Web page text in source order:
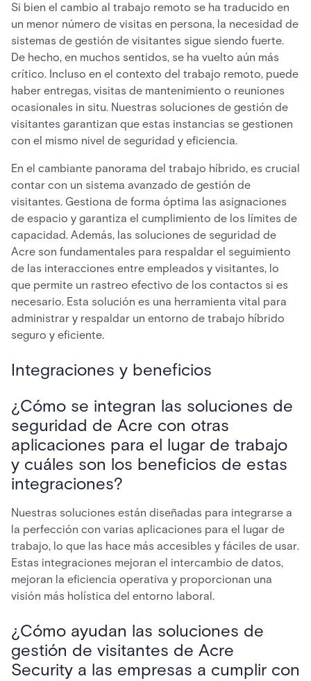
Si bien el cambio al trabajo remoto se ha traducido en
un menor número de visitas en persona, la necesidad de
sistemas de gestión de visitantes sigue siendo fuerte.
De hecho, en muchos sentidos, se ha vuelto aún más
crítico. Incluso en el contexto del trabajo remoto, puede
haber entregas, visitas de mantenimiento o reuniones
ocasionales in situ. Nuestras soluciones de gestión de
visitantes garantizan que estas instancias se gestionen
con el mismo nivel de seguridad y eficiencia.
En el cambiante panorama del trabajo híbrido, es crucial
contar con un sistema avanzado de gestión de
visitantes. Gestiona de forma óptima las asignaciones
de espacio y garantiza el cumplimiento de los límites de
capacidad. Además, las soluciones de seguridad de
Acre son fundamentales para respaldar el seguimiento
de las interacciones entre empleados y visitantes, lo
que permite un rastreo efectivo de los contactos si es
necesario. Esta solución es una herramienta vital para
administrar y respaldar un entorno de trabajo híbrido
seguro y eficiente.
Integraciones y beneficios
¿Cómo se integran las soluciones de
seguridad de Acre con otras
aplicaciones para el lugar de trabajo
y cuáles son los beneficios de estas
integraciones?
Nuestras soluciones están diseñadas para integrarse a
la perfección con varias aplicaciones para el lugar de
trabajo, lo que las hace más accesibles y fáciles de usar.
Estas integraciones mejoran el intercambio de datos,
mejoran la eficiencia operativa y proporcionan una
visión más holística del entorno laboral.
¿Cómo ayudan las soluciones de
gestión de visitantes de Acre
Security a las empresas a cumplir con